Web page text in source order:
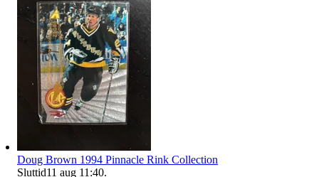
Doug Brown 1994 Pinnacle Rink Collection
Sluttid11 aug 11:40.